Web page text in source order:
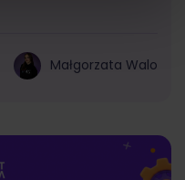
Małgorzata Walo